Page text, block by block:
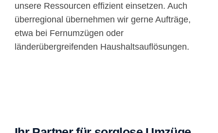
unsere Ressourcen effizient einsetzen. Auch
überregional übernehmen wir gerne Aufträge,
etwa bei Fernumzügen oder
länderübergreifenden Haushaltsauflösungen.